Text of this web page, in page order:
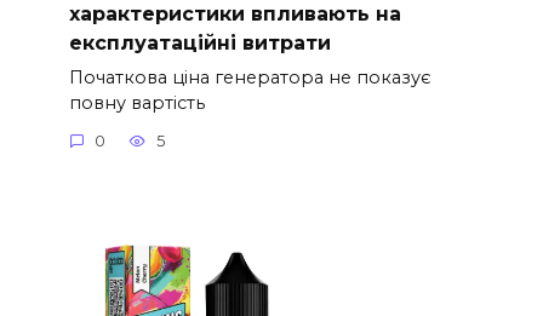
характеристики впливають на
експлуатаційні витрати
Початкова ціна генератора не показує
повну вартість
0 5